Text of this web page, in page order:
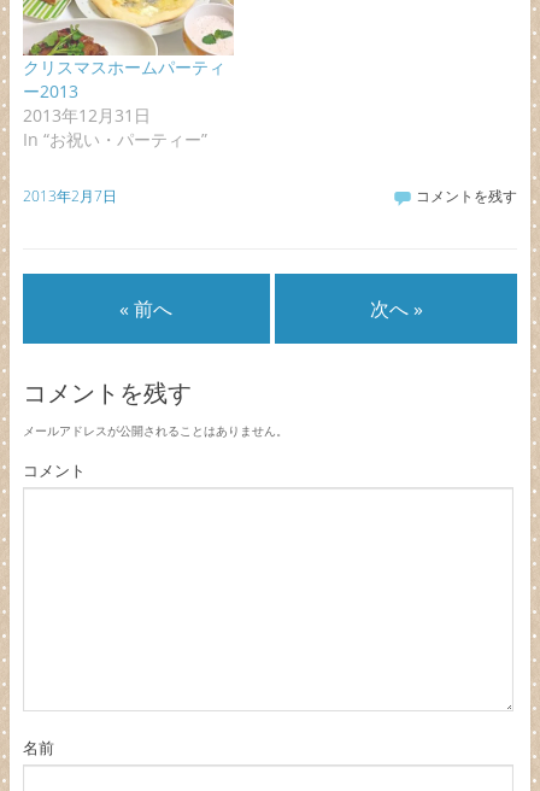
クリスマスホームパーティ
ー2013
2013年12月31日
In “お祝い・パーティー”
2013年2月7日 コメントを残す
« 前へ 次へ »
コメントを残す
メールアドレスが公開されることはありません。
コメント
名前